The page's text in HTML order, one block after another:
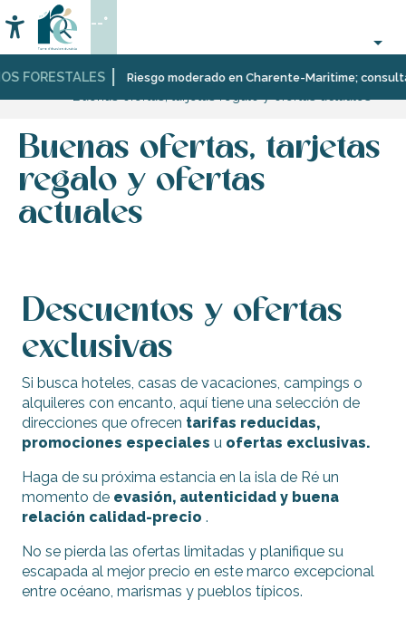
au
contenu
principal
FORESTALES Riesgo moderado en Charente-Maritime;
Accessibilité
Buscar
--°
Página Web
Estancia
Buenas ofertas, tarjetas
regalo y ofertas
actuales
Descuentos y ofertas
exclusivas
Si busca hoteles, casas de vacaciones, campings o
alquileres con encanto, aquí tiene una selección de
direcciones que ofrecen tarifas reducidas,
promociones especiales u ofertas exclusivas.
Haga de su próxima estancia en la isla de Ré un
momento de evasión, autenticidad y buena
relación calidad-precio .
No se pierda las ofertas limitadas y planifique su
escapada al mejor precio en este marco excepcional
entre océano, marismas y pueblos típicos.